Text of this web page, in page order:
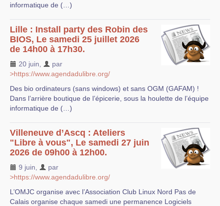
informatique de (…)
Lille : Install party des Robin des
BIOS, Le samedi 25 juillet 2026
de 14h00 à 17h30.
20 juin
par
>https://www.agendadulibre.org/
Des bio ordinateurs (sans windows) et sans OGM (GAFAM) !
Dans l’arrière boutique de l’épicerie, sous la houlette de l’équipe
informatique de (…)
Villeneuve d’Ascq : Ateliers
"Libre à vous", Le samedi 27 juin
2026 de 09h00 à 12h00.
9 juin
par
>https://www.agendadulibre.org/
L’OMJC organise avec l’Association Club Linux Nord Pas de
Calais organise chaque samedi une permanence Logiciels